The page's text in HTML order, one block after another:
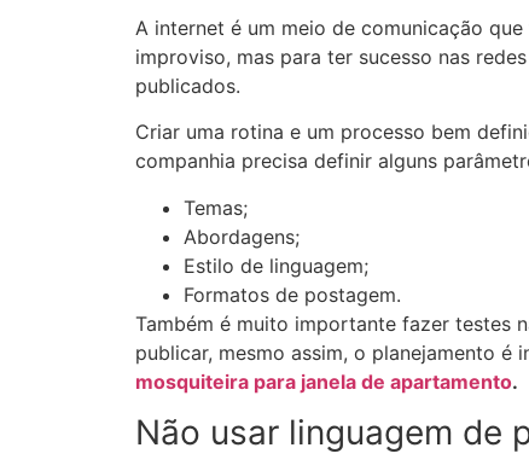
A internet é um meio de comunicação
improviso, mas para ter sucesso nas
publicados.
Criar uma rotina e um processo bem
companhia precisa definir alguns
Temas;
Abordagens;
Estilo de linguagem;
Formatos de postagem.
Também é muito importante fazer testes
publicar, mesmo assim, o planejamento é
mosquiteira para janela de apartamento.
Não usar linguagem de